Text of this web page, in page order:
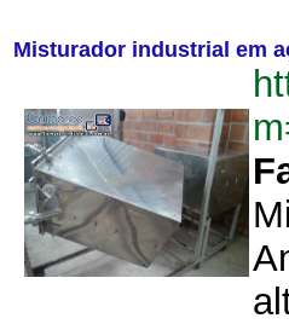
Misturador industrial em